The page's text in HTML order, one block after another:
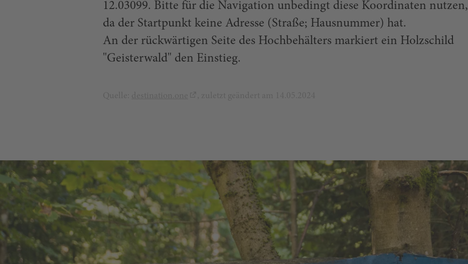
12.03099. Bitte für die Navigation unbedingt diese Koordinaten nutzen,
da der Startpunkt keine Adresse (Straße; Hausnummer) hat.
An der rückwärtigen Seite des Hochbehälters markiert ein Holzschild
"Geisterwald" den Einstieg.